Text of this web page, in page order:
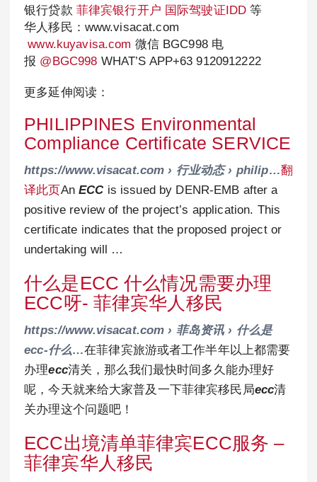
银行贷款 菲律宾银行开户 国际驾驶证IDD 等
华人移民：www.visacat.com
www.kuyavisa.com 微信 BGC998 电
报 @BGC998 WHAT’S APP+63 9120912222
更多延伸阅读：
PHILIPPINES Environmental
Compliance Certificate SERVICE
https://www.visacat.com › 行业动态 › philip…翻
译此页An ECC is issued by DENR-EMB after a
positive review of the project’s application. This
certificate indicates that the proposed project or
undertaking will …
什么是ECC 什么情况需要办理
ECC呀- 菲律宾华人移民
https://www.visacat.com › 菲岛资讯 › 什么是
ecc-什么…在菲律宾旅游或者工作半年以上都需要
办理ecc清关，那么我们最快时间多久能办理好
呢，今天就来给大家普及一下菲律宾移民局ecc清
关办理这个问题吧！
ECC出境清单菲律宾ECC服务 –
菲律宾华人移民